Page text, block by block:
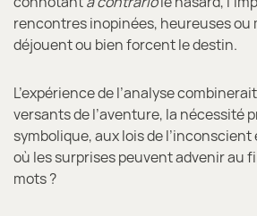
rencontres inopinées, heureuses ou
déjouent ou bien forcent le destin.
L’expérience de l’analyse
versants de l’aventure, la nécessité
symbolique, aux lois de
où les surprises peuvent advenir au
mots ?